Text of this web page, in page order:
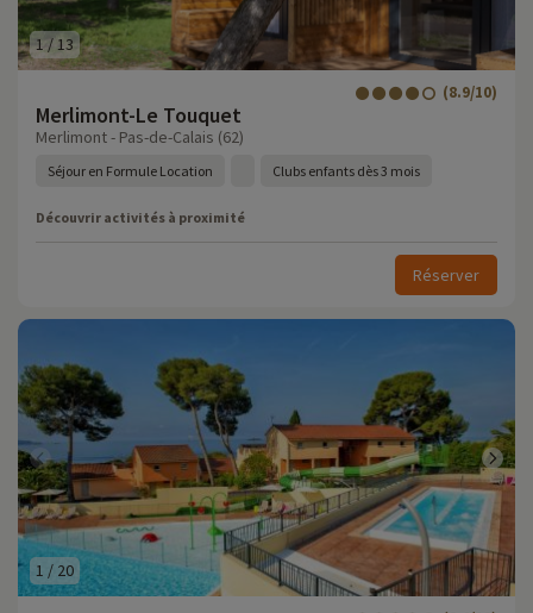
1/13
Merlimont-Le Touquet
(8.9/10)
Merlimont - Pas-de-Calais (62)
Séjour en Formule Location Clubs enfants dès 3 mois
Découvrir activités à proximité
Réserver
1 / 20